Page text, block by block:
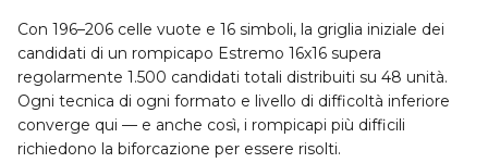
Con 196–206 celle vuote e 16 simboli, la griglia iniziale dei
candidati di un rompicapo Estremo 16x16 supera
regolarmente 1.500 candidati totali distribuiti su 48 unità.
Ogni tecnica di ogni formato e livello di difficoltà inferiore
converge qui — e anche così, i rompicapi più difficili
richiedono la biforcazione per essere risolti.